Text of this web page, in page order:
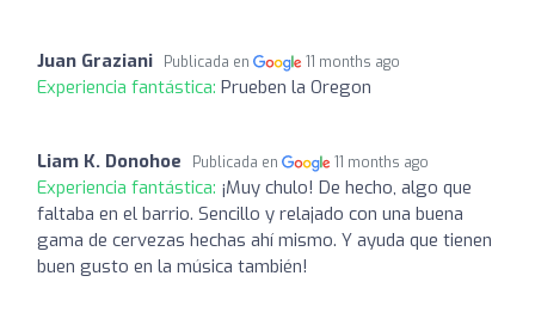
Juan Graziani Publicada en 11 months ago
Experiencia fantástica: Prueben la Oregon
Liam K. Donohoe Publicada en 11 months ago
Experiencia fantástica: ¡Muy chulo! De hecho, algo que
faltaba en el barrio. Sencillo y relajado con una buena
gama de cervezas hechas ahí mismo. Y ayuda que tienen
buen gusto en la música también!